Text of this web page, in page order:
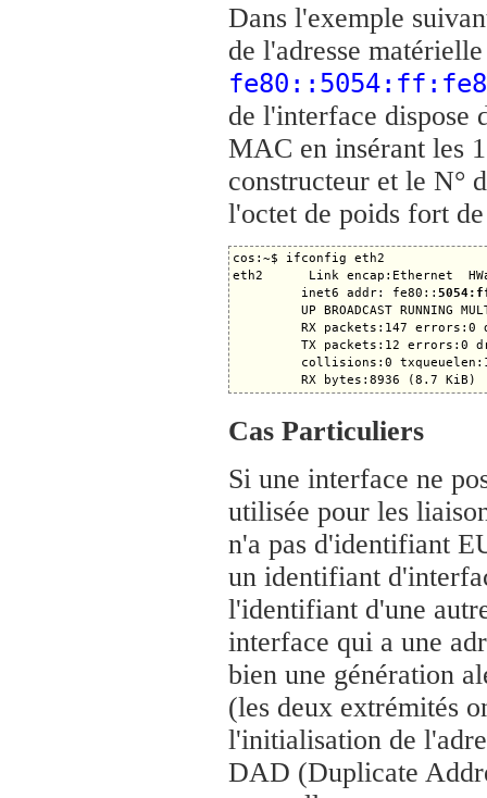
Dans l'exemple
de l'adresse
de l'interface
MAC en insérant les
constructeur et le N°
l'octet de poids fort
cos:~$ ifconfig eth2
eth2      Link encap:Ethernet
         inet6 addr: fe80::
UP BROADCAST RUNNING
RX packets:147 errors:0
TX packets:12 errors:0
collisions:0
Cas Particuliers
Si une interface ne
utilisée pour les
n'a pas d'identifiant
un identifiant
l'identifiant d'une
interface qui a une
bien une génération
(les deux extrémités
l'initialisation de
DAD (Duplicate